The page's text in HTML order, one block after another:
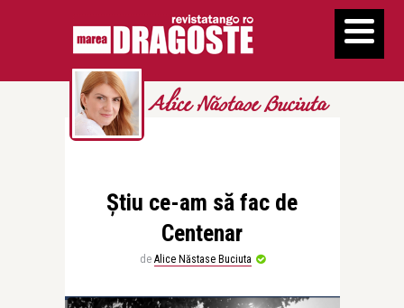
Alice Năstase Buciuta
Știu ce-am să fac de
Centenar
de Alice Năstase Buciuta